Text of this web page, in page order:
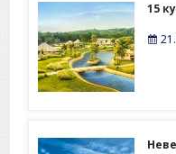
15